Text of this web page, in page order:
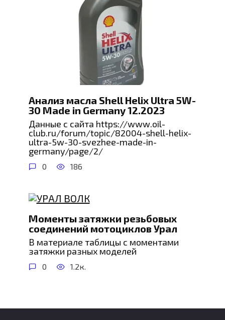
Анализ масла Shell Helix Ultra 5W-
30 Made in Germany 12.2023
Данные с сайта https://www.oil-
club.ru/forum/topic/82004-shell-helix-
ultra-5w-30-svezhee-made-in-
germany/page/2/
0 186
Моменты затяжки резьбовых
соединений мотоциклов Урал
В материале таблицы с моментами
затяжки разных моделей
0 1.2к.